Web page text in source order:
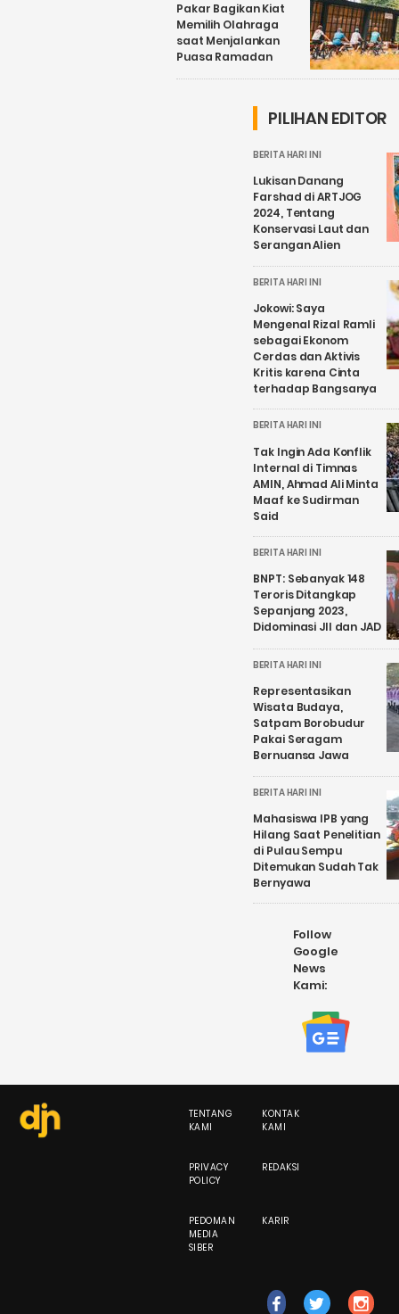
Pakar Bagikan Kiat
Memilih Olahraga
saat Menjalankan
Puasa Ramadan
PILIHAN EDITOR
BERITA HARI INI
Lukisan Danang
Farshad di ARTJOG
2024, Tentang
Konservasi Laut dan
Serangan Alien
BERITA HARI INI
Jokowi: Saya
Mengenal Rizal Ramli
sebagai Ekonom
Cerdas dan Aktivis
Kritis karena Cinta
terhadap Bangsanya
BERITA HARI INI
Tak Ingin Ada Konflik
Internal di Timnas
AMIN, Ahmad Ali Minta
Maaf ke Sudirman
Said
BERITA HARI INI
BNPT: Sebanyak 148
Teroris Ditangkap
Sepanjang 2023,
Didominasi JII dan JAD
BERITA HARI INI
Representasikan
Wisata Budaya,
Satpam Borobudur
Pakai Seragam
Bernuansa Jawa
BERITA HARI INI
Mahasiswa IPB yang
Hilang Saat Penelitian
di Pulau Sempu
Ditemukan Sudah Tak
Bernyawa
Follow
Google
News
Kami:
TENTANG
KAMI
KONTAK
KAMI
PRIVACY
POLICY
REDAKSI
PEDOMAN
MEDIA
SIBER
KARIR